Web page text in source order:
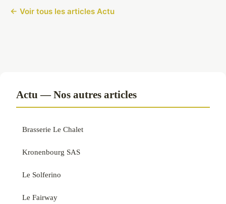
← Voir tous les articles Actu
Actu — Nos autres articles
Brasserie Le Chalet
Kronenbourg SAS
Le Solferino
Le Fairway